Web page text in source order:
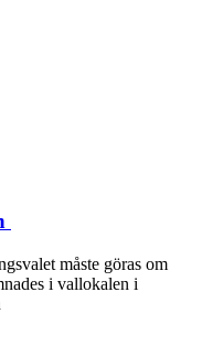
måste göras om
i vallokalen i